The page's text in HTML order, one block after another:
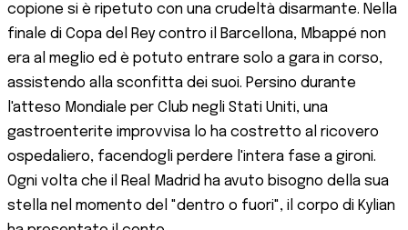
copione si è ripetuto con una crudeltà disarmante. Nella
finale di Copa del Rey contro il Barcellona, Mbappé non
era al meglio ed è potuto entrare solo a gara in corso,
assistendo alla sconfitta dei suoi. Persino durante
l'atteso Mondiale per Club negli Stati Uniti, una
gastroenterite improvvisa lo ha costretto al ricovero
ospedaliero, facendogli perdere l'intera fase a gironi.
Ogni volta che il Real Madrid ha avuto bisogno della sua
stella nel momento del "dentro o fuori", il corpo di Kylian